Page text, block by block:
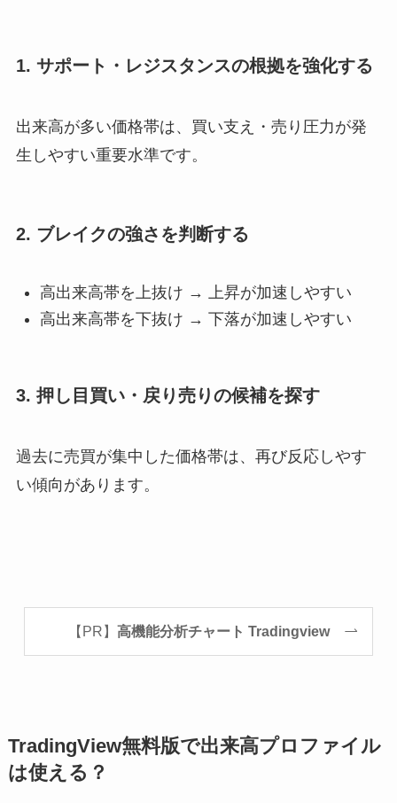
1. サポート・レジスタンスの根拠を強化する
出来高が多い価格帯は、買い支え・売り圧力が発
生しやすい重要水準です。
2. ブレイクの強さを判断する
高出来高帯を上抜け → 上昇が加速しやすい
高出来高帯を下抜け → 下落が加速しやすい
3. 押し目買い・戻り売りの候補を探す
過去に売買が集中した価格帯は、再び反応しやす
い傾向があります。
【PR】 高機能分析チャート Tradingview
TradingView無料版で出来高プロファイル
は使える？